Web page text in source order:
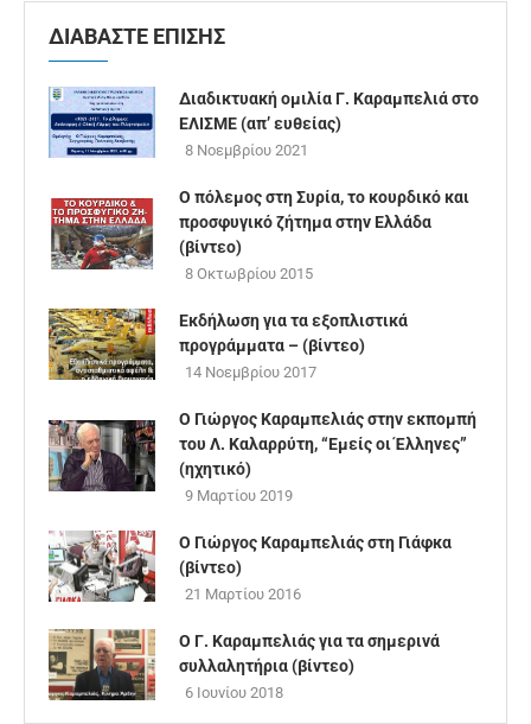
ΔΙΑΒΑΣΤΕ ΕΠΙΣΗΣ
Διαδικτυακή ομιλία Γ. Καραμπελιά στο
ΕΛΙΣΜΕ (απ’ ευθείας)
8 Νοεμβρίου 2021
Ο πόλεμος στη Συρία, το κουρδικό και
προσφυγικό ζήτημα στην Ελλάδα
(βίντεο)
8 Οκτωβρίου 2015
Εκδήλωση για τα εξοπλιστικά
προγράμματα – (βίντεο)
14 Νοεμβρίου 2017
Ο Γιώργος Καραμπελιάς στην εκπομπή
του Λ. Καλαρρύτη, “Εμείς οι Έλληνες”
(ηχητικό)
9 Μαρτίου 2019
Ο Γιώργος Καραμπελιάς στη Γιάφκα
(βίντεο)
21 Μαρτίου 2016
Ο Γ. Καραμπελιάς για τα σημερινά
συλλαλητήρια (βίντεο)
6 Ιουνίου 2018